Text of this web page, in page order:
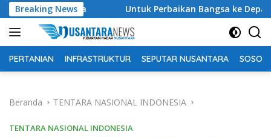
Langsung
ke
konten
Breaking NewsUntuk Perbaikan Bangsa ke Depan, Ketum DPP
PERTANIAN INFRASTRUKTUR SEPUTAR NUSANTARA SOSOK
Beranda TENTARA NASIONAL INDONESIA
TENTARA NASIONAL INDONESIA